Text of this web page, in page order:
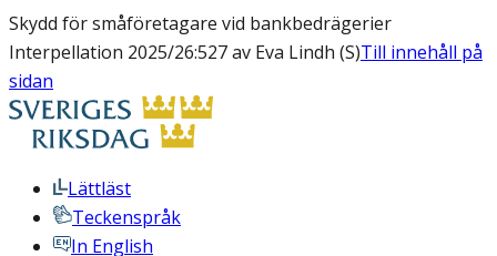
Skydd för småföretagare vid bankbedrägerier
Interpellation 2025/26:527 av Eva Lindh (S)Till innehåll på
sidan
Lättläst
Teckenspråk
In English